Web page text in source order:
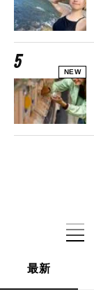
NEW
最新